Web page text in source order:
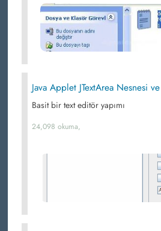
Java Applet JTextArea Nesnesi ve
Basit bir text editör yapımı
24,098 okuma,